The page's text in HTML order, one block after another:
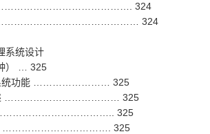
324
324
系统设计
） … 325
系统功能 …………………… 325
述 ……………………………… 325
………………………………….. 325
数 ……………………………. 325